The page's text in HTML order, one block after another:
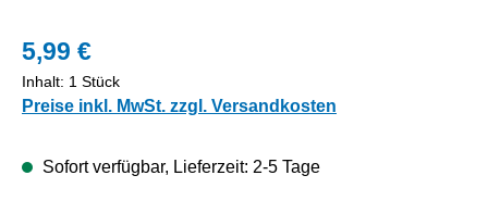
5,99 €
Inhalt: 1 Stück
Preise inkl. MwSt. zzgl. Versandkosten
Sofort verfügbar, Lieferzeit: 2-5 Tage